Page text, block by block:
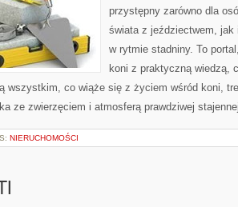
przystępny zarówno dla
świata z jeździectwem,
w rytmie stadniny. To
koni z praktyczną wiedzą,
wszystkim, co wiąże się z życiem wśród koni,
ze zwierzęciem i atmosferą prawdziwej
NIERUCHOMOŚCI